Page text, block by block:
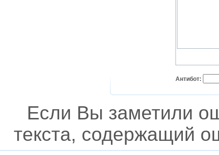
Антибот:
Если Вы заметили
текста, содержащий